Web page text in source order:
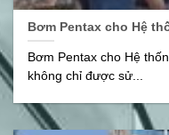
Bơm Pentax cho Hệ
Bơm Pentax cho Hệ
không chỉ được sử...